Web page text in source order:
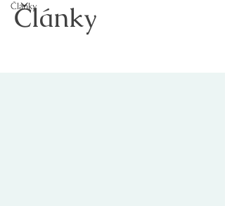
Články
Články